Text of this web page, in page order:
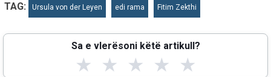
TAG:
Ursula von der Leyen edi rama Fitim Zekthi
Sa e vlerësoni këtë artikull?
★ ★ ★ ★ ★